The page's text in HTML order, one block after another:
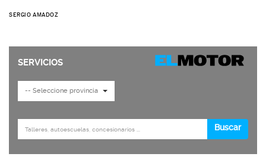
SERGIO AMADOZ